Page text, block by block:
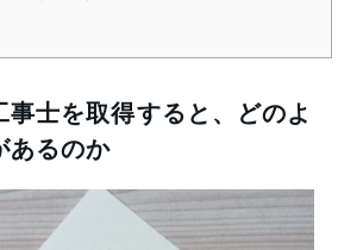
事士を取得すると、どのよ
あるのか